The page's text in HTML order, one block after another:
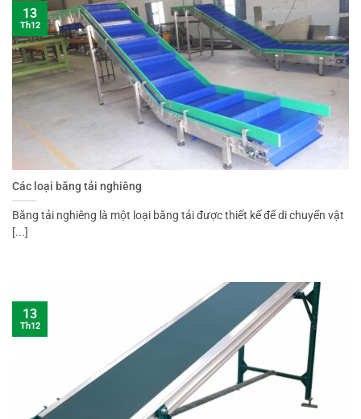
Các loại băng tải nghiêng
Băng tải nghiêng là một loại băng tải được thiết kế để di chuyển vật
[...]
13
Th12
13
Th12